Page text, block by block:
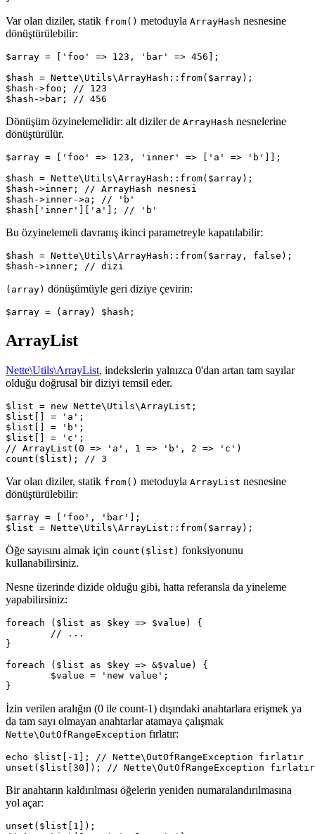
Var olan diziler, statik from() metoduyla ArrayHash nesnesine
dönüştürülebilir:
$array = ['foo' => 123, 'bar' => 456];
$hash = Nette\Utils\ArrayHash::from($array);
$hash->foo; // 123
Dönüşüm özyinelemelidir: alt diziler de ArrayHash nesnelerine
dönüştürülür.
$array = ['foo' => 123, 'inner' => ['a' => 'b']];
$hash = Nette\Utils\ArrayHash::from($array);
$hash->inner; // ArrayHash nesnesi
$hash->inner->a; // 'b'
Bu özyinelemeli davranış ikinci parametreyle kapatılabilir:
$hash = Nette\Utils\ArrayHash::from($array, false);
(array) dönüşümüyle geri diziye çevirin:
ArrayList
Nette\Utils\ArrayList, indekslerin yalnızca 0'dan artan tam sayılar
olduğu doğrusal bir diziyi temsil eder.
$list = new Nette\Utils\ArrayList;
$list[] = 'a';
$list[] = 'b';
$list[] = 'c';
// ArrayList(0 => 'a', 1 => 'b', 2 => 'c')
Var olan diziler, statik from() metoduyla ArrayList nesnesine
dönüştürülebilir:
$array = ['foo', 'bar'];
Öğe sayısını almak için count($list) fonksiyonunu
kullanabilirsiniz.
Nesne üzerinde dizide olduğu gibi, hatta referansla da yineleme
yapabilirsiniz:
foreach ($list as $key => $value) {
}
foreach ($list as $key => &$value) {
İzin verilen aralığın (0 ile count-1) dışındaki anahtarlara erişmek ya
da tam sayı olmayan anahtarlar atamaya çalışmak
Nette\OutOfRangeException fırlatır:
echo $list[-1]; // Nette\OutOfRangeException fırlatır
Bir anahtarın kaldırılması öğelerin yeniden numaralandırılmasına
yol açar:
unset($list[1]);